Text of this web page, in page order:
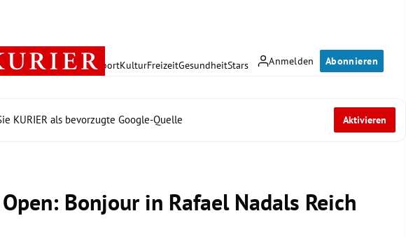
Anmelden Abonnieren
PolitikWirtschaft SportKulturFreizeitGesundheitStars
KURIER als bevorzugte Google-Quelle Aktivieren
Bonjour in Rafael Nadals Reich